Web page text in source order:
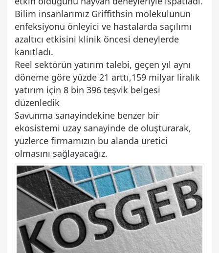
Bilim insanlarımız Griffithsin molekülünün
enfeksiyonu önleyici ve hastalarda saçılımı
azaltıcı etkisini klinik öncesi deneylerde
kanıtladı.
Reel sektörün yatırım talebi, geçen yıl aynı
döneme göre yüzde 21 arttı,159 milyar liralık
yatırım için 8 bin 396 teşvik belgesi
düzenledik
Savunma sanayindekine benzer bir
ekosistemi uzay sanayinde de oluşturarak,
yüzlerce firmamızın bu alanda üretici
olmasını sağlayacağız.